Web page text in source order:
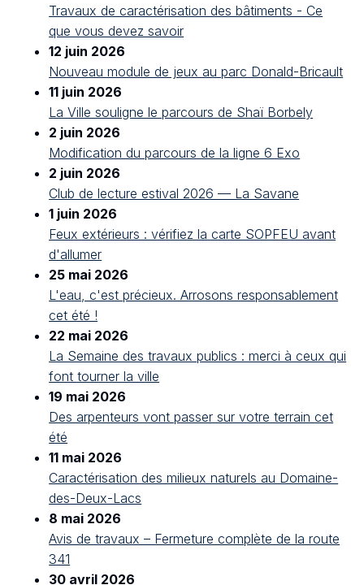
Travaux de caractérisation des bâtiments - Ce
que vous devez savoir
12 juin 2026
Nouveau module de jeux au parc Donald-Bricault
11 juin 2026
La Ville souligne le parcours de Shaï Borbely
2 juin 2026
Modification du parcours de la ligne 6 Exo
2 juin 2026
Club de lecture estival 2026 — La Savane
1 juin 2026
Feux extérieurs : vérifiez la carte SOPFEU avant
d'allumer
25 mai 2026
L'eau, c'est précieux. Arrosons responsablement
cet été !
22 mai 2026
La Semaine des travaux publics : merci à ceux qui
font tourner la ville
19 mai 2026
Des arpenteurs vont passer sur votre terrain cet
été
11 mai 2026
Caractérisation des milieux naturels au Domaine-
des-Deux-Lacs
8 mai 2026
Avis de travaux – Fermeture complète de la route
341
30 avril 2026